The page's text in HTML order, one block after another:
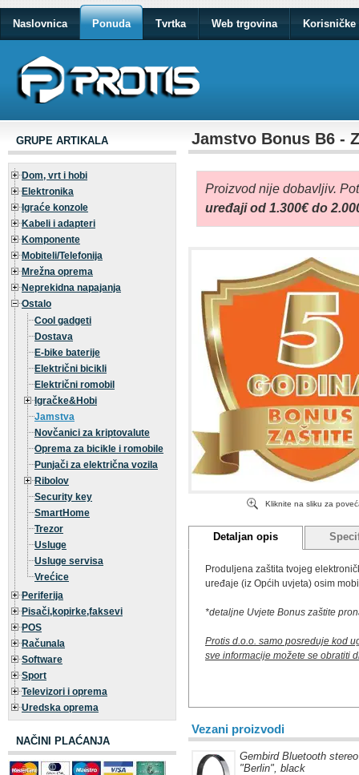
Naslovnica Ponuda Tvrtka Web trgovina Korisničke
GRUPE ARTIKALA
Dom, vrt i hobi
Elektronika
Igraće konzole
Kabeli i adapteri
Komponente
Mobiteli/Telefonija
Mrežna oprema
Neprekidna napajanja
Ostalo
Cool gadgeti
Dostava
E-bike baterije
Električni bicikli
Električni romobil
Igračke&Hobi
Jamstva
Novčanici za kriptovalute
Oprema za bicikle i romobile
Punjači za električna vozila
Ribolov
Security key
SmartHome
Trezor
Usluge
Usluge servisa
Vrećice
Periferija
Pisači,kopirke,faksevi
POS
Računala
Software
Sport
Televizori i oprema
Uredska oprema
NAČINI PLAĆANJA
Jamstvo Bonus B6 -
Proizvod nije dobavljiv.
uređaji od 1.300€ do
Kliknite na sliku za
Detaljan opis
Produljena zaštita tvojeg
uređaje (iz Općih uvjeta) osim
*detaljne Uvjete Bonus zaštite
Protis d.o.o. samo posreduje kod
sve informacije možete se obratiti
Vezani proizvodi
Gembird Bluetooth
"Berlin", black